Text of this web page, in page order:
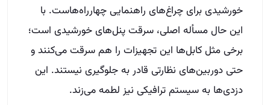
خورشیدی برای چراغ‌های راهنمایی چهارراه‌هاست. با
این حال مسأله اصلی، سرقت پنل‌های خورشیدی است؛
برخی مثل کابل‌ها این تجهیزات را هم سرقت می‌کنند و
حتی دوربین‌های نظارتی قادر به جلوگیری نیستند. این
دزدی‌ها به سیستم ترافیکی نیز لطمه می‌زند.